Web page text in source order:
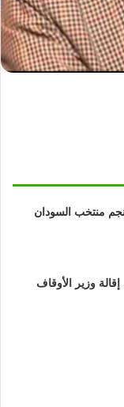
منتخب السودان
وزير الأوقاف